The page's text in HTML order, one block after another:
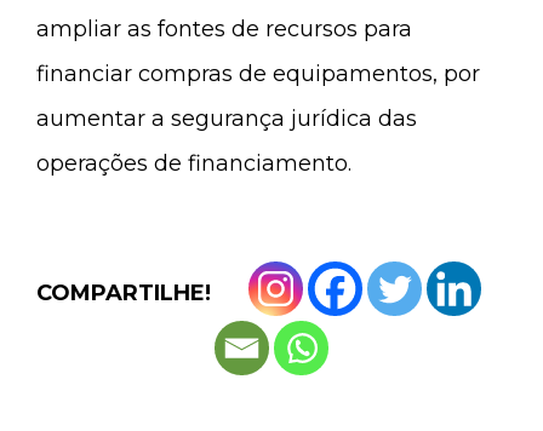
ampliar as fontes de recursos para
financiar compras de equipamentos, por
aumentar a segurança jurídica das
operações de financiamento.
COMPARTILHE!